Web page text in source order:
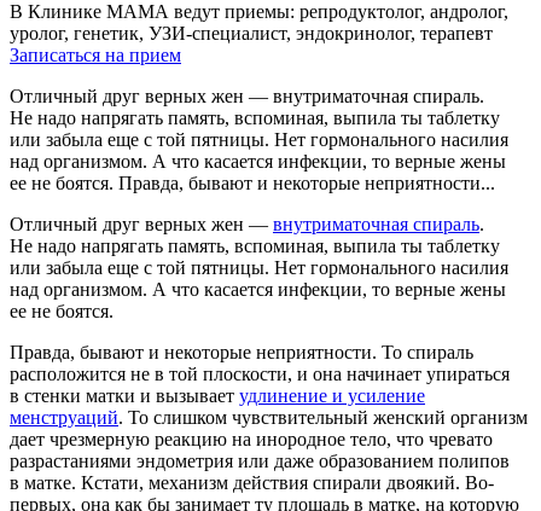
В Клинике МАМА ведут приемы: репродуктолог, андролог,
уролог, генетик, УЗИ-специалист, эндокринолог, терапевт
Записаться на прием
Отличный друг верных жен — внутриматочная спираль.
Не надо напрягать память, вспоминая, выпила ты таблетку
или забыла еще с той пятницы. Нет гормонального насилия
над организмом. А что касается инфекции, то верные жены
ее не боятся. Правда, бывают и некоторые неприятности...
Отличный друг верных жен — внутриматочная спираль.
Не надо напрягать память, вспоминая, выпила ты таблетку
или забыла еще с той пятницы. Нет гормонального насилия
над организмом. А что касается инфекции, то верные жены
ее не боятся.
Правда, бывают и некоторые неприятности. То спираль
расположится не в той плоскости, и она начинает упираться
в стенки матки и вызывает удлинение и усиление
менструаций. То слишком чувствительный женский организм
дает чрезмерную реакцию на инородное тело, что чревато
разрастаниями эндометрия или даже образованием полипов
в матке. Кстати, механизм действия спирали двоякий. Во-
первых, она как бы занимает ту площадь в матке, на которую